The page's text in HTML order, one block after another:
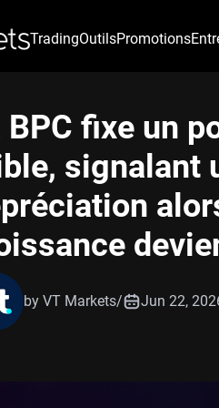
TradingOutilsPromotions
BPC fixe un
signalant
by VT Markets/ Jun 22,